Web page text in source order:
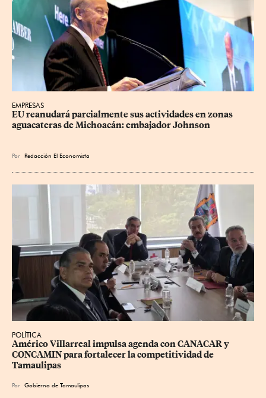
EMPRESAS
EU reanudará parcialmente sus actividades en zonas
aguacateras de Michoacán: embajador Johnson
Por Redacción El Economista
POLÍTICA
Américo Villarreal impulsa agenda con CANACAR y
CONCAMIN para fortalecer la competitividad de
Tamaulipas
Por Gobierno de Tamaulipas